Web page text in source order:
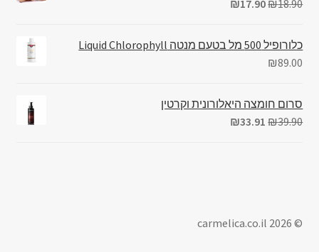
₪18.90
₪17.90
כלורופיל 500 מל בטעם מנטה Liquid Chlorophyll
₪89.00
סרום חומצה היאלורונית וקרטין
₪39.90
₪33.91
© carmelica.co.il 2026